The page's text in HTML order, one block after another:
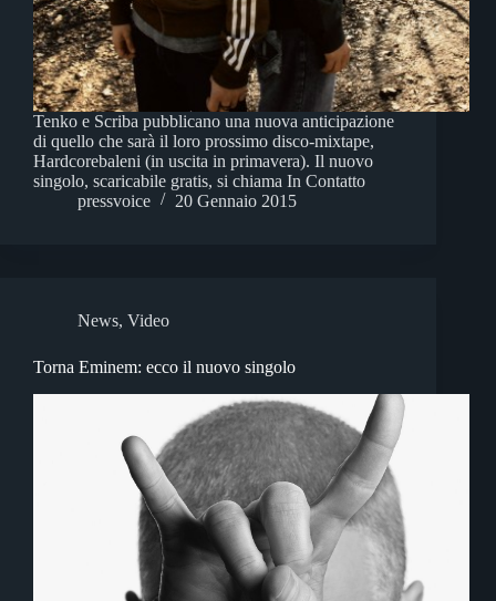
Tenko e Scriba pubblicano una nuova anticipazione
di quello che sarà il loro prossimo disco-mixtape,
Hardcorebaleni (in uscita in primavera). Il nuovo
singolo, scaricabile gratis, si chiama In Contatto
pressvoice
20 Gennaio 2015
News, Video
Torna Eminem: ecco il nuovo singolo